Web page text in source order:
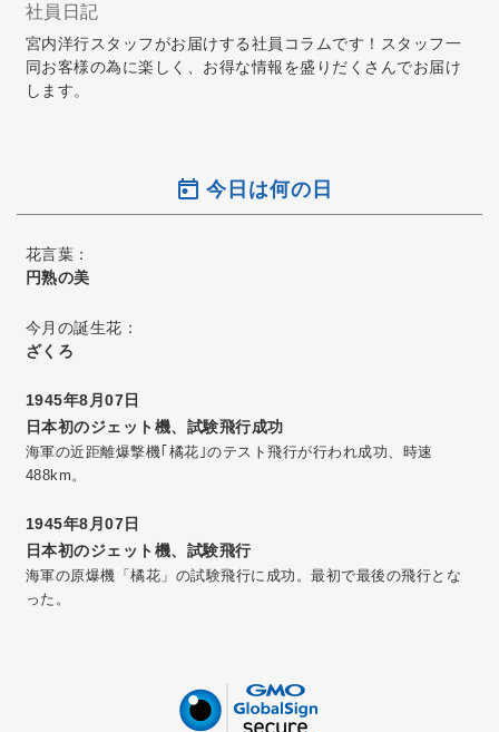
社員日記
宮内洋行スタッフがお届けする社員コラムです！スタッフ一
同お客様の為に楽しく、お得な情報を盛りだくさんでお届け
します。
今日は何の日
花言葉：
円熟の美
今月の誕生花：
ざくろ
1945年8月07日
日本初のジェット機、試験飛行成功
海軍の近距離爆撃機｢橘花｣のテスト飛行が行われ成功、時速
488km。
1945年8月07日
日本初のジェット機、試験飛行
海軍の原爆機「橘花」の試験飛行に成功。最初で最後の飛行とな
った。